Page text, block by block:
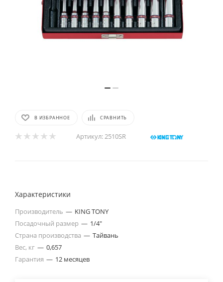
В ИЗБРАННОЕ СРАВНИТЬ
Артикул:2510SR
Характеристики
Производитель — KING TONY
Посадочный размер — 1/4"
Страна производства — Тайвань
Вес, кг — 0,657
Гарантия — 12 месяцев